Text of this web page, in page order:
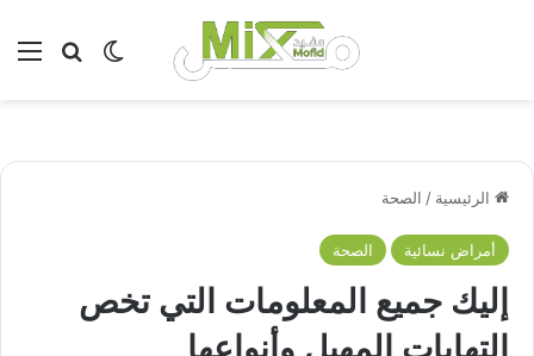
بحثالوضع
الرئيسية / الصحة
أمراض نسائية الصحة
إليك جميع المعلومات التي تخص